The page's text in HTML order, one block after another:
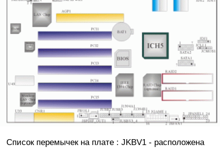
Список перемычек на плате : JKBV1 - расположена